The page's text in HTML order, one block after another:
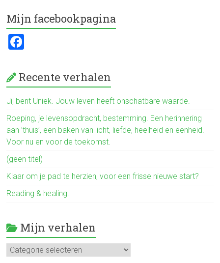
Mijn facebookpagina
ce
b
o
ok
Recente verhalen
Jij bent Uniek. Jouw leven heeft onschatbare waarde.
Roeping, je levensopdracht, bestemming. Een herinnering
aan ’thuis’, een baken van licht, liefde, heelheid en eenheid.
Voor nu en voor de toekomst.
(geen titel)
Klaar om je pad te herzien, voor een frisse nieuwe start?
Reading & healing.
Mijn verhalen
Mijn
verhalen